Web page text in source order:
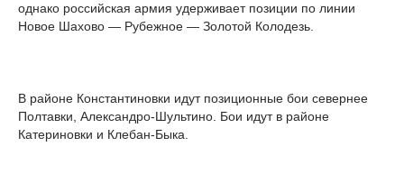
однако российская армия удерживает позиции по линии
Новое Шахово — Рубежное — Золотой Колодезь.
В районе Константиновки идут позиционные бои севернее
Полтавки, Александро-Шультино. Бои идут в районе
Катериновки и Клебан-Быка.